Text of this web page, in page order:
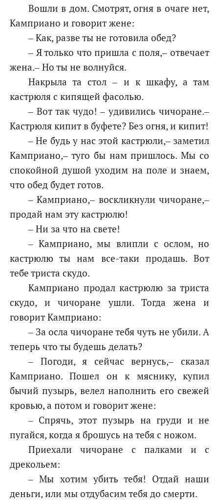
Вошли в дом. Смотрят, огня в очаге нет,
Камприано и говорит жене:
– Как, разве ты не готовила обед?
– Я только что пришла с поля,– отвечает
жена.– Но ты не волнуйся.
Накрыла та стол – и к шкафу, а там
кастрюля с кипящей фасолью.
– Вот так чудо! – удивились чичоране.–
Кастрюля кипит в буфете? Без огня, и кипит!
– Не будь у нас этой кастрюли,– заметил
Камприано,– туго бы нам пришлось. Мы со
спокойной душой уходим на поле и знаем,
что обед будет готов.
– Камприано,– воскликнули чичоране,–
продай нам эту кастрюлю!
– Ни за что на свете!
– Камприано, мы влипли с ослом, но
кастрюлю ты нам все-таки продашь. Вот
тебе триста скудо.
Камприано продал кастрюлю за триста
скудо, и чичоране ушли. Тогда жена и
говорит Камприано:
– За осла чичоране тебя чуть не убили. А
теперь что ты будешь делать?
– Погоди, я сейчас вернусь,– сказал
Камприано. Пошел он к мяснику, купил
бычий пузырь, велел наполнить его свежей
кровью, а потом и говорит жене:
– Спрячь, этот пузырь на груди и не
пугайся, когда я брошусь на тебя с ножом.
Приехали чичоране с палками и с
дрекольем:
– Мы хотим убить тебя! Отдай наши
деньги, или мы отдубасим тебя до смерти.